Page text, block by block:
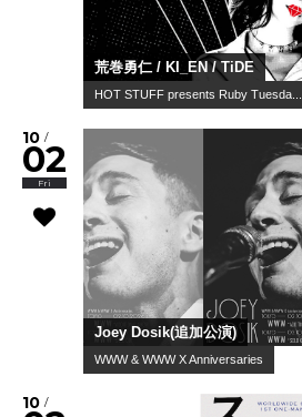
荒巻勇仁 / KI_EN / TiDE
HOT STUFF presents Ruby Tuesda...
10 /
02
Fri
Joey Dosik(追加公演)
WWW & WWW X Anniversaries
10 /